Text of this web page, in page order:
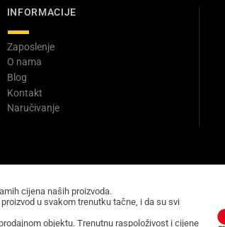
INFORMACIJE
Zaposlenje
O nama
Blog
Kontakt
Naručivanje
cijena naših proizvoda.
u svakom trenutku tačne, i da su svi
objektu. Trenutnu raspoloživost i cijene